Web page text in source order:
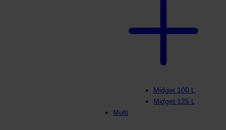
Midget 100 L
Midget 125 L
Multi